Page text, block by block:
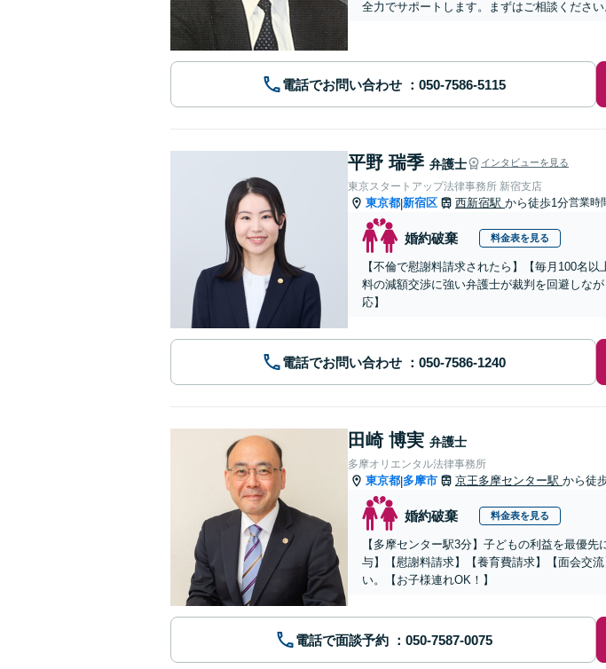
全力でサポートします。まずはご相談ください
電話でお問い合わせ
平野 瑞季 弁護士 インタビューを見る
東京スタートアップ法律事務所 新宿支店
東京都|新宿区 西新宿駅 から徒歩1分営業時
婚約破棄 料金表を見る
【不倫で慰謝料請求されたら】【毎月100名
料の減額交渉に強い弁護士が裁判を回避しな
応】
電話でお問い合わせ
田崎 博実 弁護士
多摩オリエンタル法律事務所
東京都|多摩市 京王多摩センター駅 から徒
婚約破棄 料金表を見る
【多摩センター駅3分】子どもの利益を最優
与】【慰謝料請求】【養育費請求】【面会交
い。【お子様連れOK！】
電話で面談予約